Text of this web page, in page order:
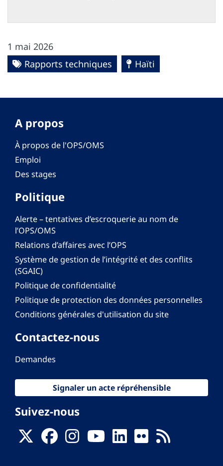
1 mai 2026
Rapports techniques
Haïti
A propos
À propos de l'OPS/OMS
Emploi
Des stages
Politique
Alerte – tentatives d’escroquerie au nom de
l’OPS/OMS
Relations d’affaires avec l’OPS
Système de gestion de l’intégrité et des conflits
(SGAIC)
Politique de confidentialité
Politique de protection des données personnelles
Conditions générales d'utilisation du site
Contactez-nous
Demandes
Signaler un acte répréhensible
Suivez-nous